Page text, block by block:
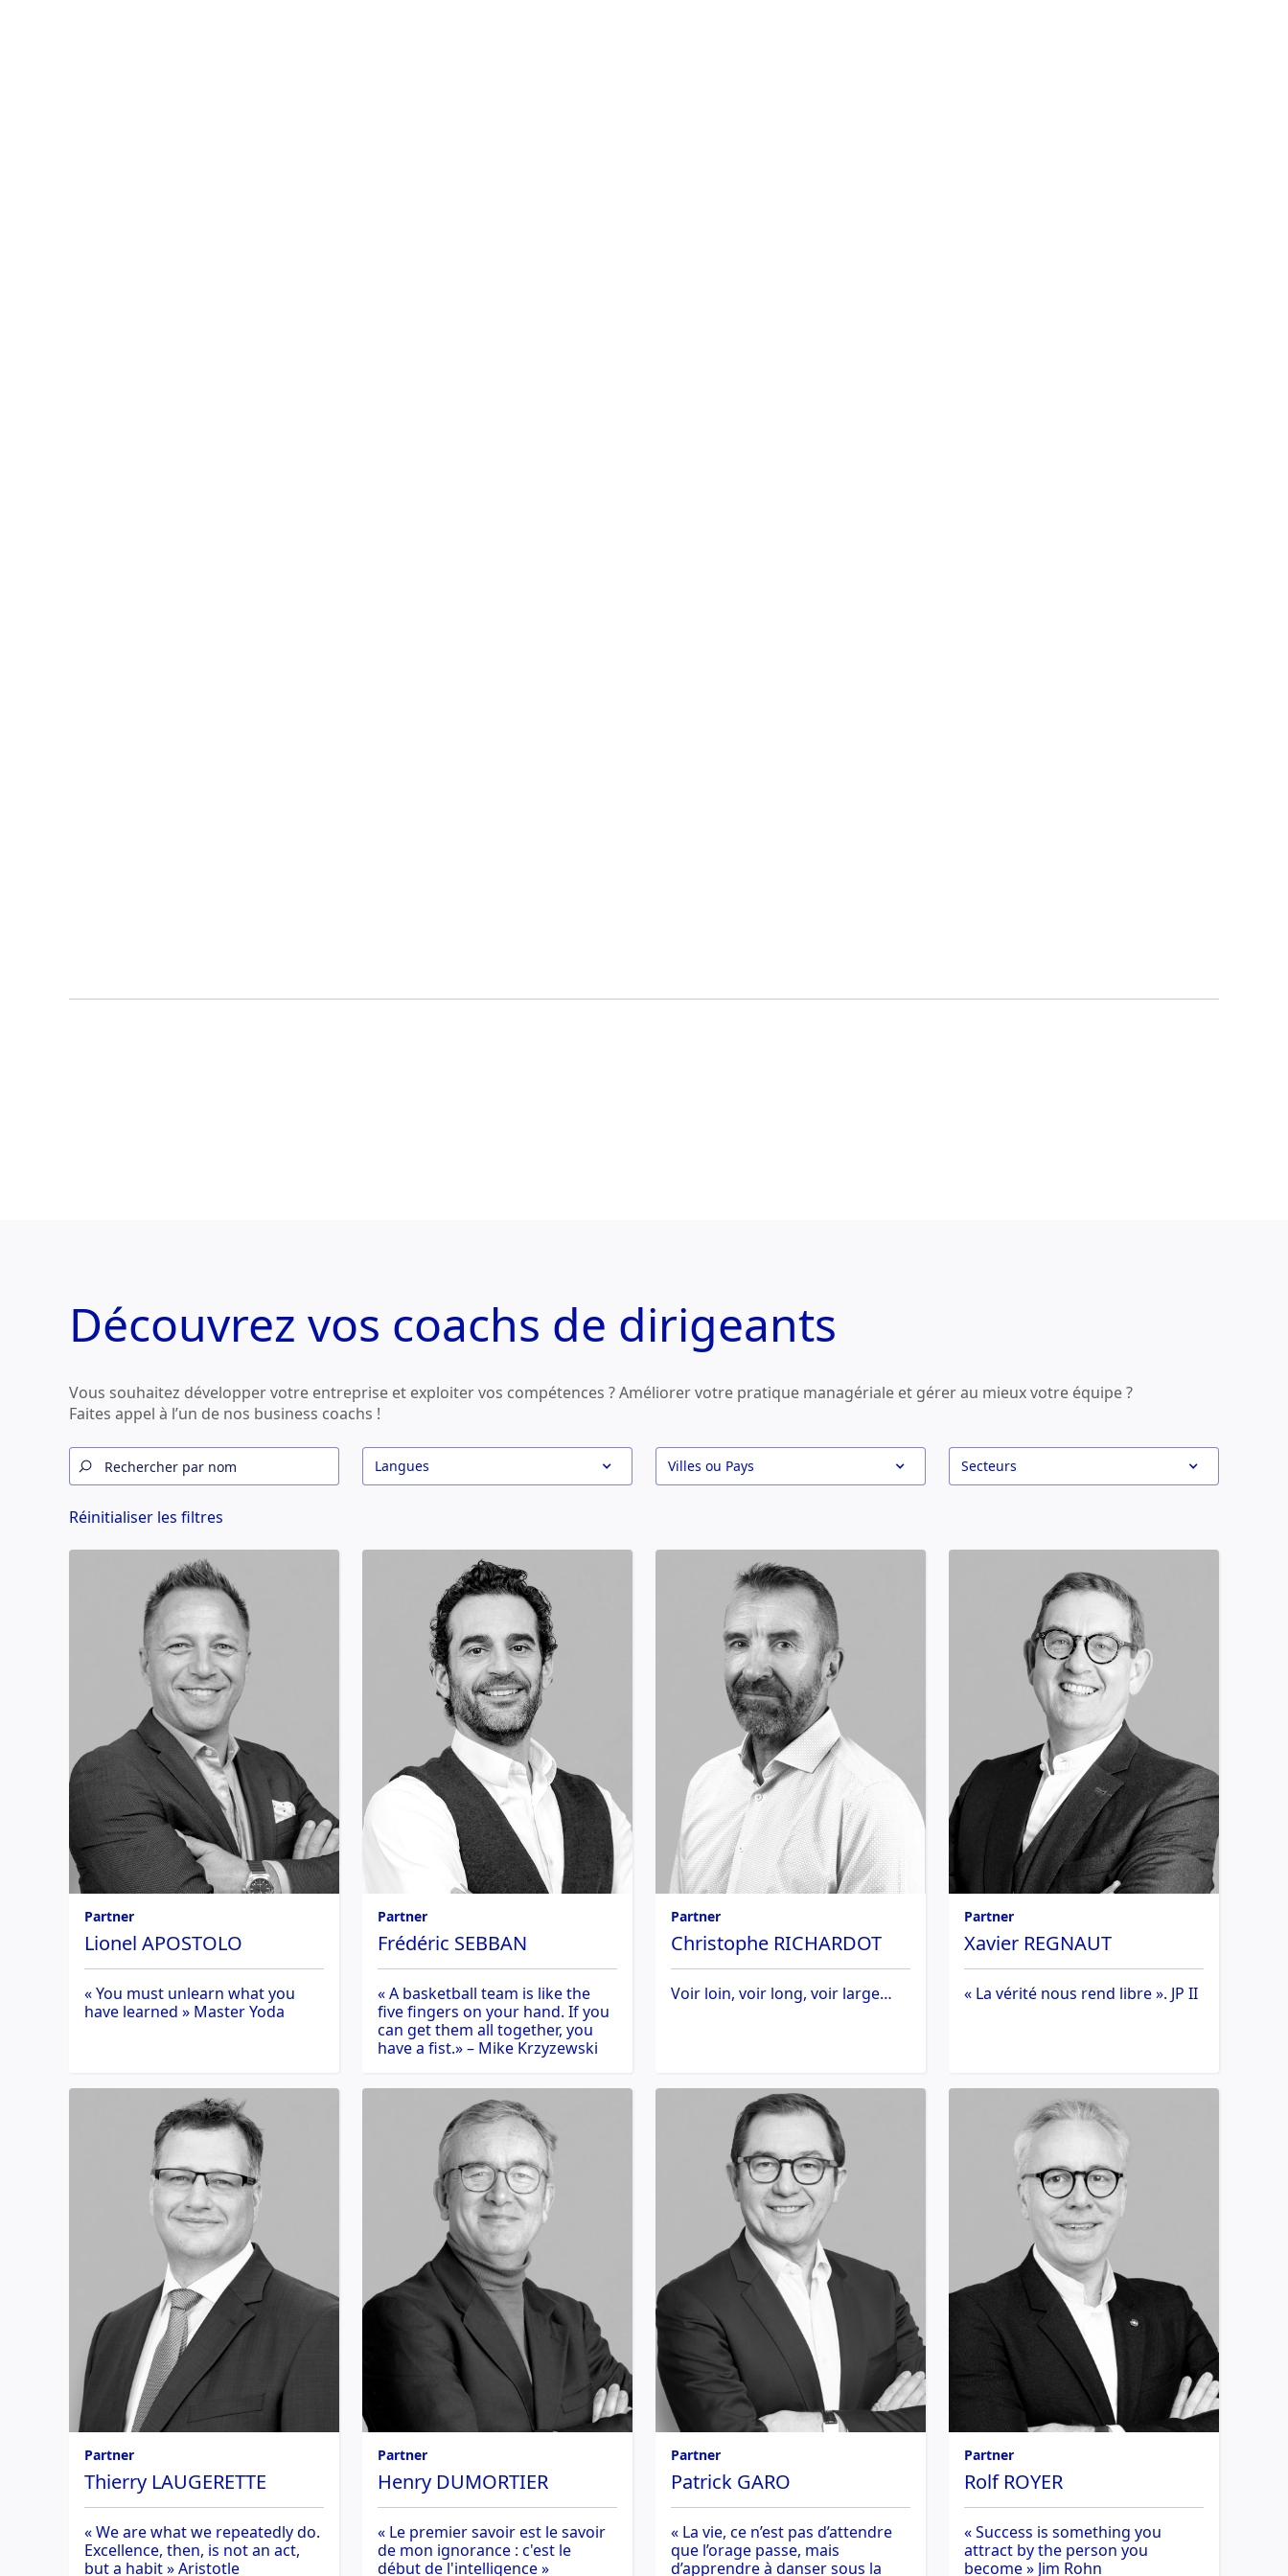
Découvrez vos coachs de dirigeants
Vous souhaitez développer votre entreprise et exploiter vos compétences ? Améliorer votre pratique managériale et gérer au mieux votre équipe ?
Faites appel à l’un de nos business coachs !
Langues Villes ou Pays Secteurs
Réinitialiser les filtres
Partner
Lionel APOSTOLO
« You must unlearn what you
have learned » Master Yoda
Partner
Frédéric SEBBAN
« A basketball team is like the
five fingers on your hand. If you
can get them all together, you
have a fist.» – Mike Krzyzewski
Partner
Christophe RICHARDOT
Voir loin, voir long, voir large…
Partner
Xavier REGNAUT
« La vérité nous rend libre ». JP II
Partner
Thierry LAUGERETTE
« We are what we repeatedly do.
Excellence, then, is not an act,
but a habit » Aristotle
Partner
Henry DUMORTIER
« Le premier savoir est le savoir
de mon ignorance : c'est le
début de l'intelligence »
Partner
Patrick GARO
« La vie, ce n’est pas d’attendre
que l’orage passe, mais
d’apprendre à danser sous la
Partner
Rolf ROYER
« Success is something you
attract by the person you
become » Jim Rohn